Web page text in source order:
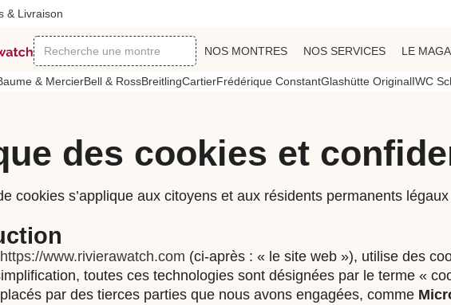
& Livraison
NOS MONTRES NOS SERVICES LE
& MercierBell & RossBreitlingCartierFrédérique ConstantGlashütte OriginalIWC
des cookies et
cookies s’applique aux citoyens et aux résidents permanents
https://www.rivierawatch.com (ci-après : « le site web »), utilise des
toutes ces technologies sont désignées par le terme «
par des tierces parties que nous avons engagées, comme